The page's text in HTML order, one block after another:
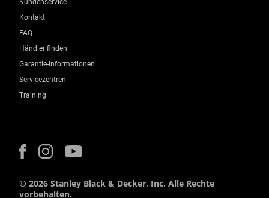
Kundenservice
Kontakt
FAQ
Händler finden
Garantie-Informationen
Servicezentren
Training
© 2026 Stanley Black & Decker, Inc. Alle Rechte
vorbehalten.